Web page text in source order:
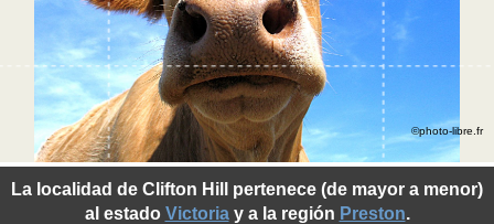
La localidad de Clifton Hill pertenece (de mayor a menor)
al estado Victoriay a la región Preston.
©photo-libre.fr